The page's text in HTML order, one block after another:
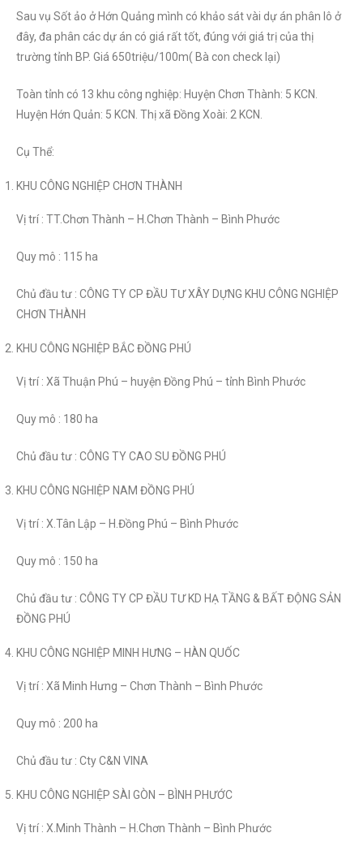
Sau vụ Sốt ảo ở Hớn Quảng mình có khảo sát vài dự án phân lô ở
đây, đa phân các dự án có giá rất tốt, đúng với giá trị của thị
trường tỉnh BP. Giá 650triệu/100m( Bà con check lại)
Toàn tỉnh có 13 khu công nghiệp: Huyện Chơn Thành: 5 KCN.
Huyện Hớn Quản: 5 KCN. Thị xã Đồng Xoài: 2 KCN.
Cụ Thể:
KHU CÔNG NGHIỆP CHƠN THÀNH
Vị trí : TT.Chơn Thành – H.Chơn Thành – Bình Phước
Quy mô : 115 ha
Chủ đầu tư : CÔNG TY CP ĐẦU TƯ XÂY DỰNG KHU CÔNG NGHIỆP
CHƠN THÀNH
KHU CÔNG NGHIỆP BẮC ĐỒNG PHÚ
Vị trí : Xã Thuận Phú – huyện Đồng Phú – tỉnh Bình Phước
Quy mô : 180 ha
Chủ đầu tư : CÔNG TY CAO SU ĐỒNG PHÚ
KHU CÔNG NGHIỆP NAM ĐỒNG PHÚ
Vị trí : X.Tân Lập – H.Đồng Phú – Bình Phước
Quy mô : 150 ha
Chủ đầu tư : CÔNG TY CP ĐẦU TƯ KD HẠ TẦNG & BẤT ĐỘNG SẢN
ĐỒNG PHÚ
KHU CÔNG NGHIỆP MINH HƯNG – HÀN QUỐC
Vị trí : Xã Minh Hưng – Chơn Thành – Bình Phước
Quy mô : 200 ha
Chủ đầu tư : Cty C&N VINA
KHU CÔNG NGHIỆP SÀI GÒN – BÌNH PHƯỚC
Vị trí : X.Minh Thành – H.Chơn Thành – Bình Phước